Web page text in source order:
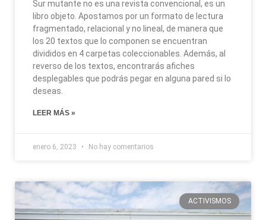
Sur mutante no es una revista convencional, es un
libro objeto. Apostamos por un formato de lectura
fragmentado, relacional y no lineal, de manera que
los 20 textos que lo componen se encuentran
divididos en 4 carpetas coleccionables. Además, al
reverso de los textos, encontrarás afiches
desplegables que podrás pegar en alguna pared si lo
deseas.
LEER MÁS »
enero 6, 2023 No hay comentarios
ACTIVISMOS